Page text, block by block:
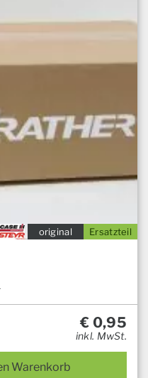
Ersatzteil
original
€ 0,95
inkl. MwSt.
Warenkorb